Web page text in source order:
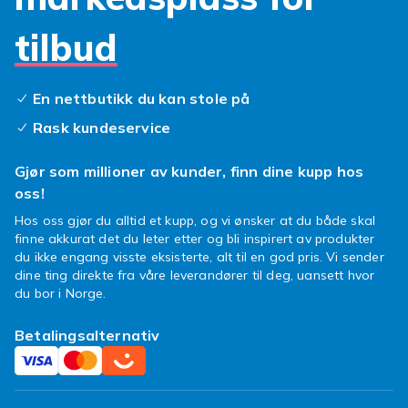
anledningen er en morsom ting, så hvorfor
ikke klikke hjem mer enn ett deksel? Hvis du
har spørsmål om bestillingen din eller ønsker å
kundeservice, så hjelper vi deg med saken din.
For å holde nettbrettet ditt i god
Å ha et Samsung-nettbrett i besittelse er
mildt sagt en fantastisk ting, men akkurat som
med mange ting i livet, er ikke alle alltid
sterke. Tilbehør til Samsung Galaxy Tab S
nettbrettet ditt skal fortsette å holde seg i god
stand. Et smart valg er å plukke opp tilbehør
for å beskytte skjermen på nettbrettet ditt,
tilbud
En nettbutikk du kan stole på
Rask kundeservice
Gjør som millioner av kunder, finn dine kupp hos
oss!
Hos oss gjør du alltid et kupp, og vi ønsker at du både skal
finne akkurat det du leter etter og bli inspirert av produkter
du ikke engang visste eksisterte, alt til en god pris. Vi sender
dine ting direkte fra våre leverandører til deg, uansett hvor
du bor i Norge.
Betalingsalternativ